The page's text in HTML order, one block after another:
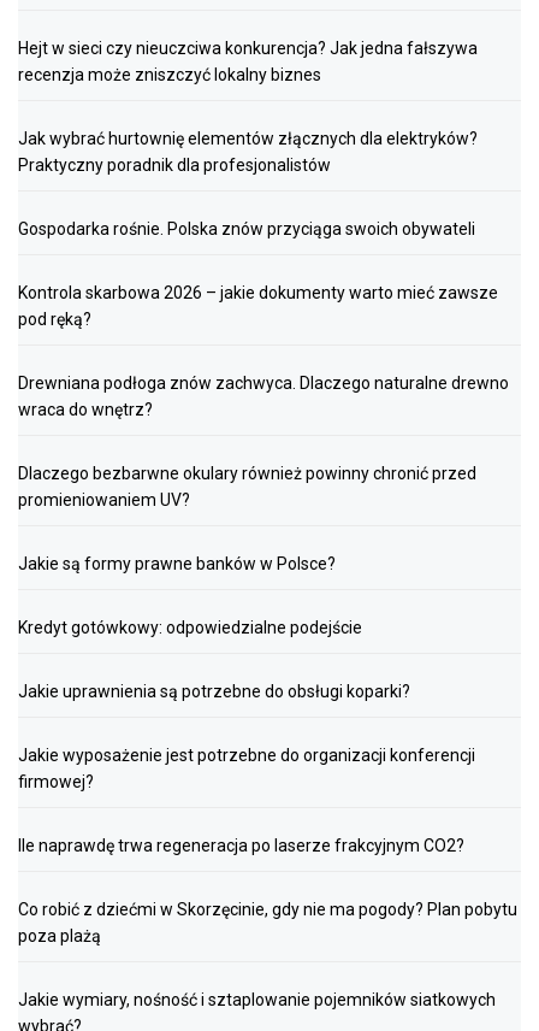
Hejt w sieci czy nieuczciwa konkurencja? Jak jedna fałszywa
recenzja może zniszczyć lokalny biznes
Jak wybrać hurtownię elementów złącznych dla elektryków?
Praktyczny poradnik dla profesjonalistów
Gospodarka rośnie. Polska znów przyciąga swoich obywateli
Kontrola skarbowa 2026 – jakie dokumenty warto mieć zawsze
pod ręką?
Drewniana podłoga znów zachwyca. Dlaczego naturalne drewno
wraca do wnętrz?
Dlaczego bezbarwne okulary również powinny chronić przed
promieniowaniem UV?
Jakie są formy prawne banków w Polsce?
Kredyt gotówkowy: odpowiedzialne podejście
Jakie uprawnienia są potrzebne do obsługi koparki?
Jakie wyposażenie jest potrzebne do organizacji konferencji
firmowej?
Ile naprawdę trwa regeneracja po laserze frakcyjnym CO2?
Co robić z dziećmi w Skorzęcinie, gdy nie ma pogody? Plan pobytu
poza plażą
Jakie wymiary, nośność i sztaplowanie pojemników siatkowych
wybrać?